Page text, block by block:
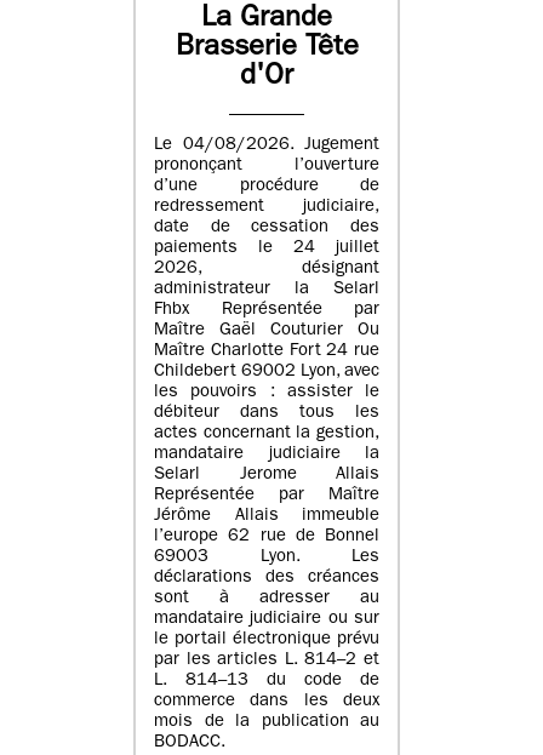
La Grande
Brasserie Tête
d'Or
Le 04/08/2026. Jugement
prononçant l’ouverture
d’une procédure de
redressement judiciaire,
date de cessation des
paiements le 24 juillet
2026, désignant
administrateur la Selarl
Fhbx Représentée par
Maître Gaël Couturier Ou
Maître Charlotte Fort 24 rue
Childebert 69002 Lyon, avec
les pouvoirs : assister le
débiteur dans tous les
actes concernant la gestion,
mandataire judiciaire la
Selarl Jerome Allais
Représentée par Maître
Jérôme Allais immeuble
l’europe 62 rue de Bonnel
69003 Lyon. Les
déclarations des créances
sont à adresser au
mandataire judiciaire ou sur
le portail électronique prévu
par les articles L. 814–2 et
L. 814–13 du code de
commerce dans les deux
mois de la publication au
BODACC.